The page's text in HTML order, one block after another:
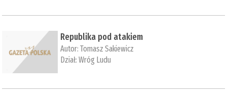
Republika pod atakiem
Autor:Tomasz Sakiewicz
Dział:Wróg Ludu